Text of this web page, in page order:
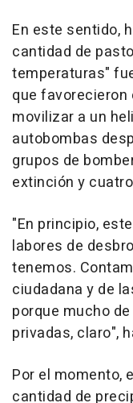
En este sentido,
cantidad de
temperaturas"
que favorecieron
movilizar a un
autobombas
grupos de
extinción y
"En principio,
labores de
tenemos.
ciudadana y de
porque mucho
privadas, claro",
Por el momento,
cantidad de